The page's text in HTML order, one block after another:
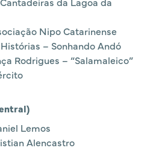
Nipo Catarinense
– Sonhando Andó
Rodrigues – “Salamaleico”
Lemos
Alencastro